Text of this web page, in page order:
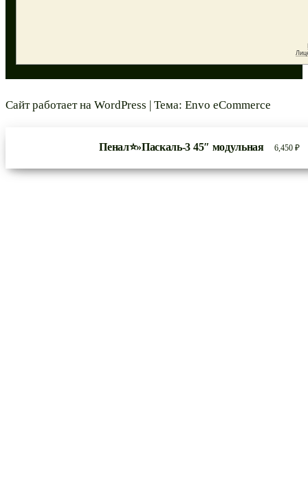
Сайт работает на WordPress | Тема: Envo eCommerce
Пенал⭐»Паскаль-3 45″ модульная 6,450 ₽